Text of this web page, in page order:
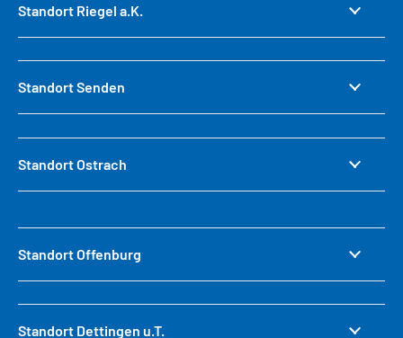
Standort Riegel a.K.
Standort Senden
Standort Ostrach
Standort Offenburg
Standort Dettingen u.T.